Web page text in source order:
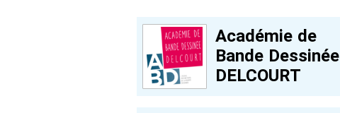
Académie de
Bande Dessinée
DELCOURT